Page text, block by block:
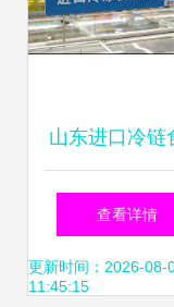
山东进口冷链
全链亮码 从“
安全”到“透明
查看详情
更新时间：2026-08-
11:45:15